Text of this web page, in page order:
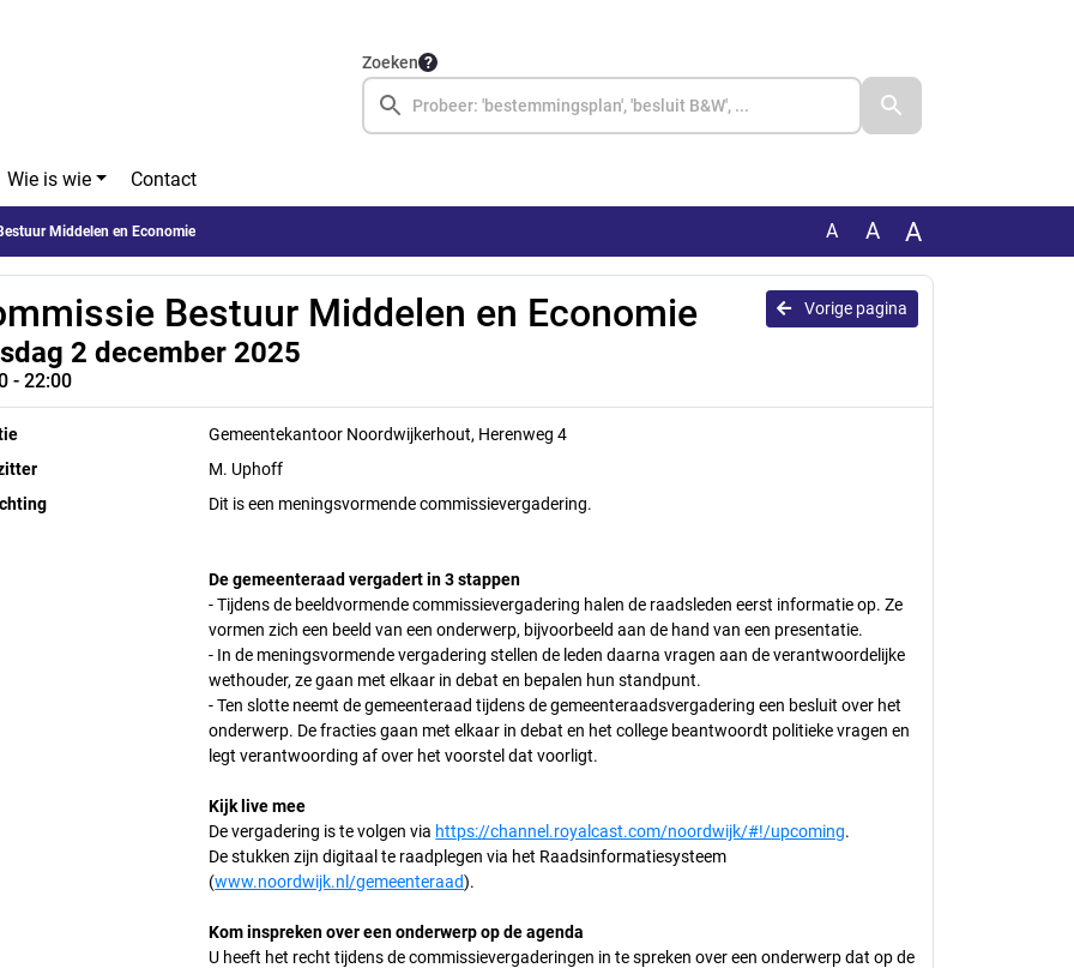
Zoeken
Wie is wie Contact
Middelen en Economie A A A
Vorige pagina
Bestuur Middelen en Economie
2 december 2025
- 22:00
Gemeentekantoor Noordwijkerhout, Herenweg 4
M. Uphoff
Dit is een meningsvormende commissievergadering.
De gemeenteraad vergadert in 3 stappen
- Tijdens de beeldvormende commissievergadering halen de raadsleden eerst informatie op. Ze
vormen zich een beeld van een onderwerp, bijvoorbeeld aan de hand van een presentatie.
- In de meningsvormende vergadering stellen de leden daarna vragen aan de verantwoordelijke
wethouder, ze gaan met elkaar in debat en bepalen hun standpunt.
- Ten slotte neemt de gemeenteraad tijdens de gemeenteraadsvergadering een besluit over het
onderwerp. De fracties gaan met elkaar in debat en het college beantwoordt politieke vragen en
legt verantwoording af over het voorstel dat voorligt.
Kijk live mee
De vergadering is te volgen via https://channel.royalcast.com/noordwijk/#!/upcoming.
De stukken zijn digitaal te raadplegen via het Raadsinformatiesysteem
(www.noordwijk.nl/gemeenteraad).
Kom inspreken over een onderwerp op de agenda
U heeft het recht tijdens de commissievergaderingen in te spreken over een onderwerp dat op de